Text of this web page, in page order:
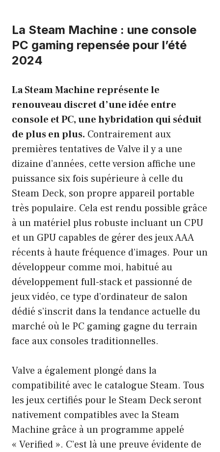
La Steam Machine : une console
PC gaming repensée pour l’été
2024
La Steam Machine représente le
renouveau discret d’une idée entre
console et PC, une hybridation qui séduit
de plus en plus. Contrairement aux
premières tentatives de Valve il y a une
dizaine d’années, cette version affiche une
puissance six fois supérieure à celle du
Steam Deck, son propre appareil portable
très populaire. Cela est rendu possible grâce
à un matériel plus robuste incluant un CPU
et un GPU capables de gérer des jeux AAA
récents à haute fréquence d’images. Pour un
développeur comme moi, habitué au
développement full-stack et passionné de
jeux vidéo, ce type d’ordinateur de salon
dédié s’inscrit dans la tendance actuelle du
marché où le PC gaming gagne du terrain
face aux consoles traditionnelles.
Valve a également plongé dans la
compatibilité avec le catalogue Steam. Tous
les jeux certifiés pour le Steam Deck seront
nativement compatibles avec la Steam
Machine grâce à un programme appelé
« Verified ». C’est là une preuve évidente de